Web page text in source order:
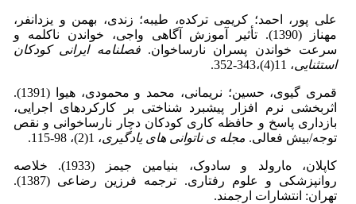
علی پور، احمد؛ کریمی ترکده، طیبه؛ زندی، بهمن و یزدانفر،
مهناز (1390). تأثیر آموزش آگاهی واجی، خواندن ناکلمه و
سرعت خواندن پسران نارساخوان.فصلنامه ایرانی کودکان
استثنایی، 11(4)،343-352.
قمری گیوی، حسین؛ نریمانی، محمد و محمودی، هیوا (1391).
اثربخشی نرم افزار پیشبرد شناختی بر کارکردهای اجرایی،
بازداری پاسخ و حافظه کاری کودکان دچار نارساخوانی و نقص
توجه/بیش فعالی. مجله ی ناتوانی های یادگیری، 1(2)، 98-115.
کاپلان، هارولد و سادوک، بنیامین جیمز (1933). خلاصه
روانپزشکی و علوم رفتاری. ترجمه فرزین رضاعی (1387).
تهران: انتشارات ارجمند.